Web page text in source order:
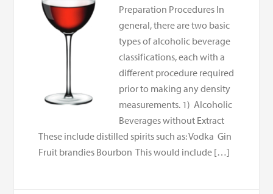
Preparation Procedures In
general, there are two basic
types of alcoholic beverage
classifications, each with a
different procedure required
prior to making any density
measurements. 1) Alcoholic
Beverages without Extract
These include distilled spirits such as: Vodka Gin
Fruit brandies Bourbon This would include […]